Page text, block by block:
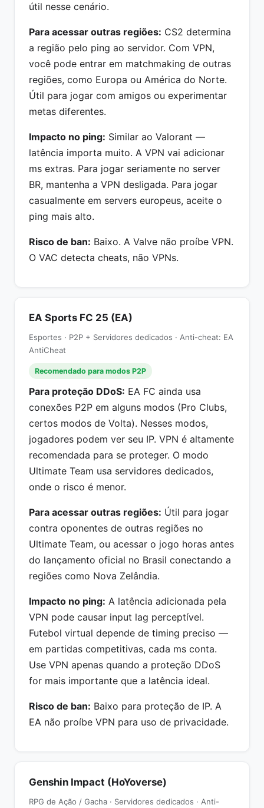
útil nesse cenário.
Para acessar outras regiões: CS2 determina
a região pelo ping ao servidor. Com VPN,
você pode entrar em matchmaking de outras
regiões, como Europa ou América do Norte.
Útil para jogar com amigos ou experimentar
metas diferentes.
Impacto no ping: Similar ao Valorant —
latência importa muito. A VPN vai adicionar
ms extras. Para jogar seriamente no server
BR, mantenha a VPN desligada. Para jogar
casualmente em servers europeus, aceite o
ping mais alto.
Risco de ban: Baixo. A Valve não proíbe VPN.
O VAC detecta cheats, não VPNs.
EA Sports FC 25 (EA)
Esportes · P2P + Servidores dedicados · Anti-cheat: EA
AntiCheat
Recomendado para modos P2P
Para proteção DDoS: EA FC ainda usa
conexões P2P em alguns modos (Pro Clubs,
certos modos de Volta). Nesses modos,
jogadores podem ver seu IP. VPN é altamente
recomendada para se proteger. O modo
Ultimate Team usa servidores dedicados,
onde o risco é menor.
Para acessar outras regiões: Útil para jogar
contra oponentes de outras regiões no
Ultimate Team, ou acessar o jogo horas antes
do lançamento oficial no Brasil conectando a
regiões como Nova Zelândia.
Impacto no ping: A latência adicionada pela
VPN pode causar input lag perceptível.
Futebol virtual depende de timing preciso —
em partidas competitivas, cada ms conta.
Use VPN apenas quando a proteção DDoS
for mais importante que a latência ideal.
Risco de ban: Baixo para proteção de IP. A
EA não proíbe VPN para uso de privacidade.
Genshin Impact (HoYoverse)
RPG de Ação / Gacha · Servidores dedicados · Anti-